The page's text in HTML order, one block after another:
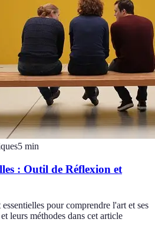
5 min
: Outil de Réflexion et
pour comprendre l'art et ses
leurs méthodes dans cet article